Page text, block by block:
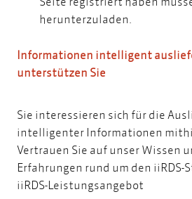
herunterzuladen.
Informationen intelligent
unterstützen Sie
Sie interessieren sich für die
intelligenter Informationen
Vertrauen Sie auf unser Wissen
Erfahrungen rund um den iiRDS-
iiRDS-Leistungsangebot